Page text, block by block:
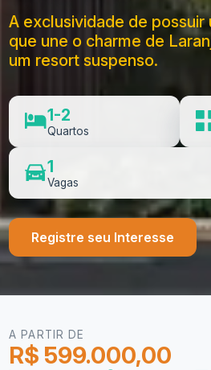
A exclusividade de possuir
que une o charme de
um resort suspenso.
1-2
Quartos
1
Vagas
Registre seu Interesse
A PARTIR DE
R$ 599.000,00